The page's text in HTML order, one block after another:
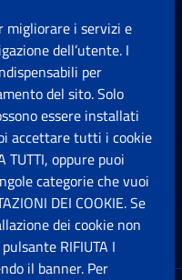
migliorare i servizi e
dell’utente. I
per
del sito. Solo
essere installati
accettare tutti i cookie
TUTTI, oppure puoi
categorie che vuoi
DEI COOKIE. Se
dei cookie non
RIFIUTA I
il banner. Per